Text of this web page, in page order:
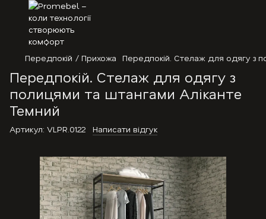
Передпокій / Прихожа Передпокій. Стелаж для одягу з
Передпокій. Стелаж для одягу з
полицями та штангами Аліканте
Темний
Артикул: VLPR.0122 Написати відгук